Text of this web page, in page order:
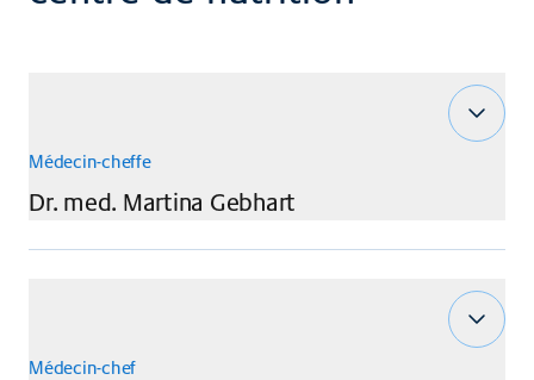
Médecin-cheffe
Dr. med. Martina Gebhart
Médecin-chef